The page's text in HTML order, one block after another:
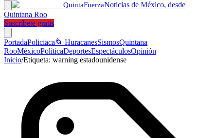
QuintaFuerzaNoticias de México, desde
Quintana Roo
Suscríbete gratis
PortadaPoliciaca 🌀 HuracanesSismosQuintana
RooMéxicoPolíticaDeportesEspectáculosOpinión
Inicio/Etiqueta: warning estadounidense